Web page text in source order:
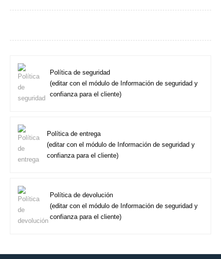
Política de seguridad
(editar con el módulo de Información de seguridad y
confianza para el cliente)
Política de entrega
(editar con el módulo de Información de seguridad y
confianza para el cliente)
Política de devolución
(editar con el módulo de Información de seguridad y
confianza para el cliente)